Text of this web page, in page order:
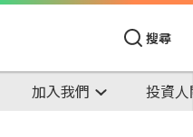
搜尋
加入我們 投資